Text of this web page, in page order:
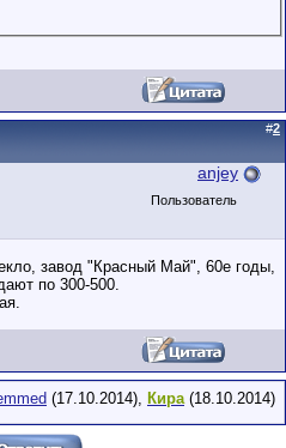
#2
anjey
Пользователь
завод "Красный Май", 60е годы,
по 300-500.
(17.10.2014), Кира(18.10.2014)